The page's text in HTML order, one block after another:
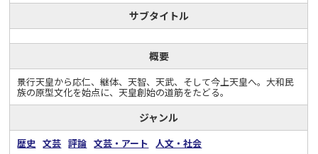
サブタイトル
概要
景行天皇から応仁、継体、天智、天武、そして今上天皇へ。大和民
族の原型文化を始点に、天皇創始の道筋をたどる。
ジャンル
歴史 文芸 評論 文芸・アート 人文・社会